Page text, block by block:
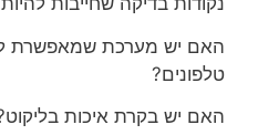
האם יש מערכת שמאפשרת
טלפונים?
האם יש בקרת איכות